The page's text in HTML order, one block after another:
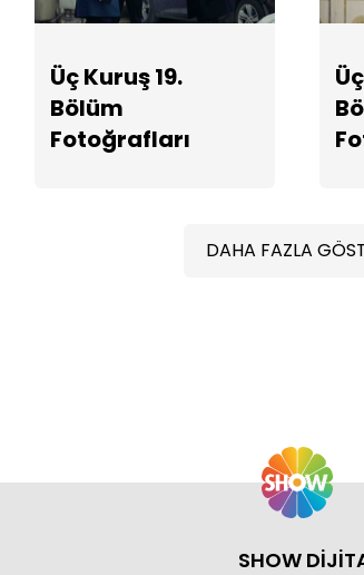
Üç Kuruş 19.
Bölüm
Fotoğrafları
DAHA FAZLA
SHOW